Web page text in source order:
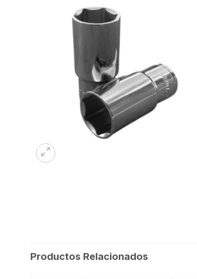
Productos Relacionados